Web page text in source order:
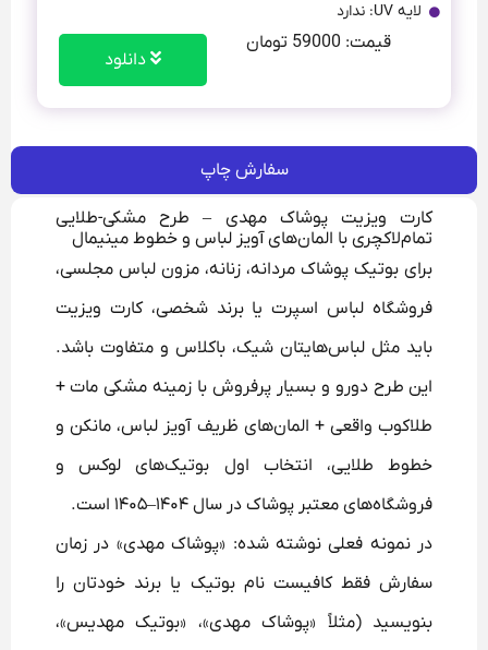
لایه UV: ندارد
قیمت: 59000 تومان
دانلود
سفارش چاپ
کارت ویزیت پوشاک مهدی – طرح مشکی-طلایی
تمام‌لاکچری با المان‌های آویز لباس و خطوط مینیمال
برای بوتیک پوشاک مردانه، زنانه، مزون لباس مجلسی،
فروشگاه لباس اسپرت یا برند شخصی، کارت ویزیت
باید مثل لباس‌هایتان شیک، باکلاس و متفاوت باشد.
این طرح دورو و بسیار پرفروش با زمینه مشکی مات +
طلاکوب واقعی + المان‌های ظریف آویز لباس، مانکن و
خطوط طلایی، انتخاب اول بوتیک‌های لوکس و
فروشگاه‌های معتبر پوشاک در سال ۱۴۰۴–۱۴۰۵ است.
در نمونه فعلی نوشته شده: «پوشاک مهدی» در زمان
سفارش فقط کافیست نام بوتیک یا برند خودتان را
بنویسید (مثلاً «پوشاک مهدی»، «بوتیک مهدیس»،